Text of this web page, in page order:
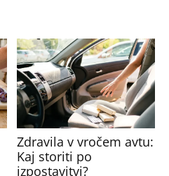
Zdravila v vročem avtu:
Kaj storiti po
izpostavitvi?